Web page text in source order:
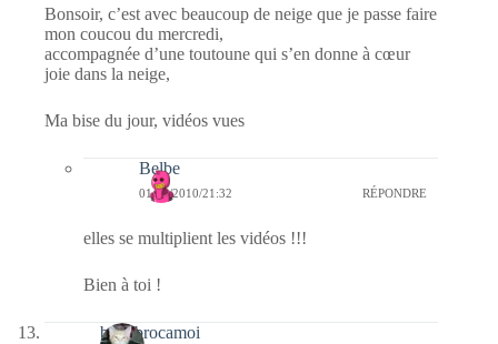
Bonsoir, c’est avec beaucoup de neige que je passe faire
mon coucou du mercredi,
accompagnée d’une toutoune qui s’en donne à cœur
joie dans la neige,
Ma bise du jour, vidéos vues
Belbe
01/12/2010/21:32 RÉPONDRE
elles se multiplient les vidéos !!!
Bien à toi !
bricabrocamoi